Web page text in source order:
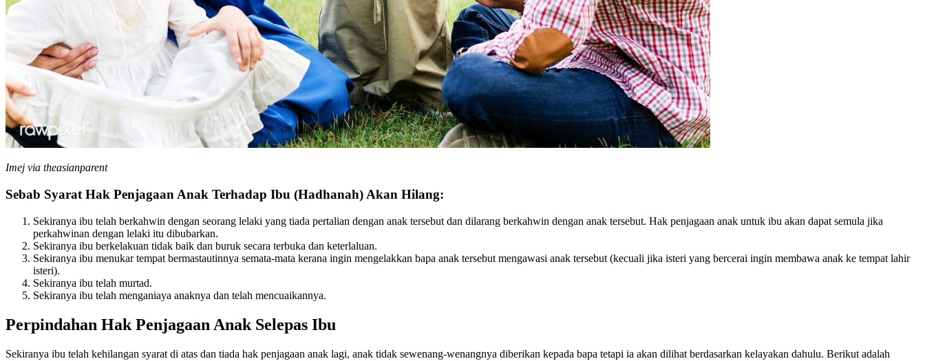
Imej via theasianparent
Sebab Syarat Hak Penjagaan Anak Terhadap Ibu (Hadhanah) Akan Hilang:
Sekiranya ibu telah berkahwin dengan seorang lelaki yang tiada pertalian dengan anak tersebut dan dilarang berkahwin dengan anak tersebut. Hak penjagaan anak untuk ibu akan dapat semula jika
perkahwinan dengan lelaki itu dibubarkan.
Sekiranya ibu berkelakuan tidak baik dan buruk secara terbuka dan keterlaluan.
Sekiranya ibu menukar tempat bermastautinnya semata-mata kerana ingin mengelakkan bapa anak tersebut mengawasi anak tersebut (kecuali jika isteri yang bercerai ingin membawa anak ke tempat lahir
isteri).
Sekiranya ibu telah murtad.
Sekiranya ibu telah menganiaya anaknya dan telah mencuaikannya.
Perpindahan Hak Penjagaan Anak Selepas Ibu
Sekiranya ibu telah kehilangan syarat di atas dan tiada hak penjagaan anak lagi, anak tidak sewenang-wenangnya diberikan kepada bapa tetapi ia akan dilihat berdasarkan kelayakan dahulu. Berikut adalah